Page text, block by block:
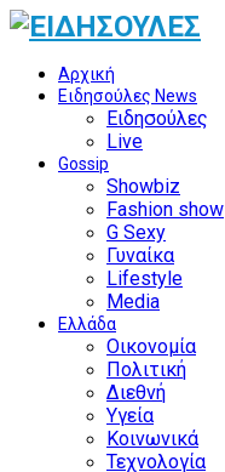
Αρχική
Ειδησούλες News
Ειδησούλες
Live
Gossip
Showbiz
Fashion show
G Sexy
Γυναίκα
Lifestyle
Media
Ελλάδα
Οικονομία
Πολιτική
Διεθνή
Υγεία
Κοινωνικά
Τεχνολογία